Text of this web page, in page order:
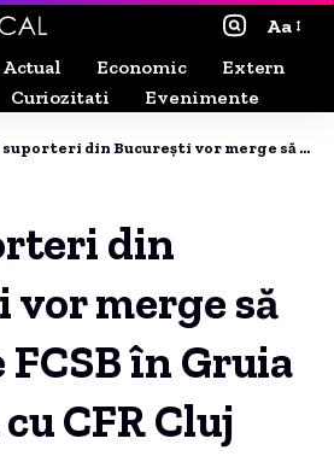
Aa
Actual Economic
Extern
Curiozitati Evenimente
din București vor merge să o vadă pe FCSB în Gruia la meciul cu CFR Cluj
din
vor merge să
FCSB în Gruia
CFR Cluj